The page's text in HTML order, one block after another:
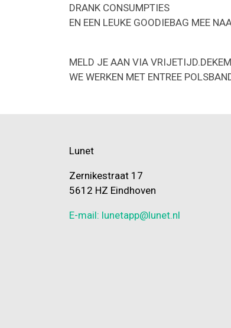
DRANK CONSUMPTIES
EN EEN LEUKE GOODIEBAG MEE
MELD JE AAN VIA
WE WERKEN MET ENTREE
Lunet
Zernikestraat 17
5612 HZ Eindhoven
E-mail: lunetapp@lunet.nl